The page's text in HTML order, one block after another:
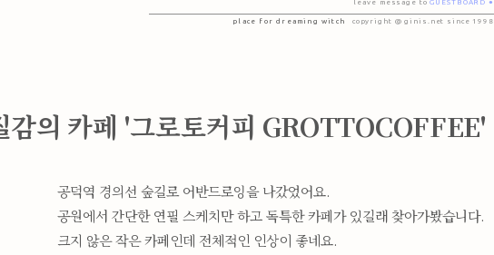
leave message toGUESTBOARD ●
place for dreaming witch copyright @ ginis.net since 1998
감의 카페 '그로토커피 GROTTOCOFFEE'
공덕역 경의선 숲길로 어반드로잉을 나갔었어요.
공원에서 간단한 연필 스케치만 하고 독특한 카페가 있길래 찾아가봤습니다.
크지 않은 작은 카페인데 전체적인 인상이 좋네요.